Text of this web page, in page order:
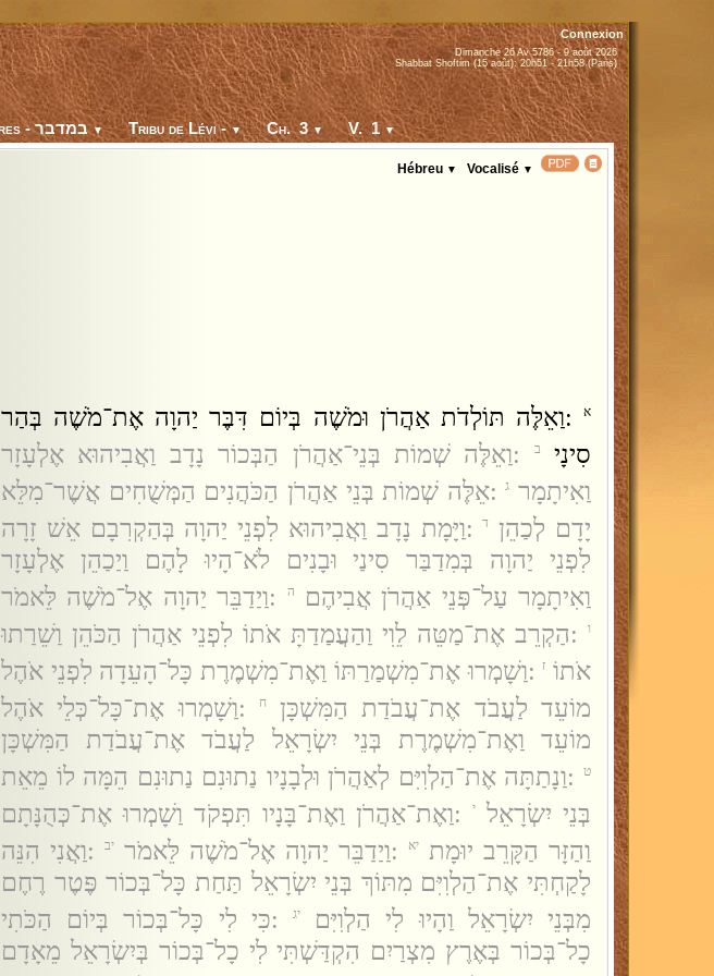
Connexion
Dimanche 26 Av 5786 - 9 août 2026
Shabbat Shoftim (15 août): 20h51 - 21h58 (Paris)
Nombres - במדבר▼ Tribu de Lévi -▼ Ch. 3▼ V. 1 ▼
Hébreu ▼ Vocalisé ▼
א
:וַאֵלֶּה תּוֹלְדֹת אַהֲרֹן וּמֹשֶׁה בְּיוֹם דִּבֶּר יַהוָה אֶת־מֹשֶׁה בְּהַר
סִינָי
ב
:וַאֵלֶּה שְׁמוֹת בְּנֵי־אַהֲרֹן הַבְּכוֹר נָדָב וַאֲבִיהוּא אֶלְעָזָר
וַאִיתָמָר ג
:אֵלֶּה שְׁמוֹת בְּנֵי אַהֲרֹן הַכֹּהֲנִים הַמְּשֻׁחִים אֲשֶׁר־מִלֵּא
יָדָם לְכַהֵן
ד
:וַיָּמָת נָדָב וַאֲבִיהוּא לִפְנֵי יַהוָה בְּהַקְרִבָם אֵשׁ זָרָה
לִפְנֵי יַהוָה בְּמִדַבַּר סִינַי וּבָנִים לֹא־הָיוּ לָהֶם וַיַכַהֵן אֶלְעָזָר
וַאִיתָמָר עַל־פְּנֵי אַהֲרֹן אֲבִיהֶם
ה :וַיַדַבֵּר יַהוָה אֶל־מֹשֶׁה לֵּאמֹר
ו
:הַקְרֵב אֶת־מַטֵּה לֵוִי וַהַעֲמַדַתָּ אֹתוֹ לִפְנֵי אַהֲרֹן הַכֹּהֵן וַשֵׁרַתוּ
אֹתוֹ ז
:וַשָׁמְרוּ אֶת־מִשְׁמַרַתּוֹ וַאֶת־מִשְׁמֶרֶת כָּל־הָעֵדָה לִפְנֵי אֹהֶל
מוֹעֵד לַעֲבֹד אֶת־עֲבֹדַת הַמִּשְׁכָּן
ח
:וַשָׁמְרוּ אֶת־כָּל־כְּלֵי אֹהֶל
מוֹעֵד וַאֶת־מִשְׁמֶרֶת בְּנֵי יִשְׂרָאֵל לַעֲבֹד אֶת־עֲבֹדַת הַמִּשְׁכָּן
ט
:וַנָתַתָּה אֶת־הַלְוִיִּם לְאַהֲרֹן וּלְבָנָיו נַתוּנִם נַתוּנִם הֵמָּה לוֹ מֵאֵת
בְּנֵי יִשְׂרָאֵל
י
:וַאֶת־אַהֲרֹן וַאֶת־בָּנָיו תִּפְקֹד וַשָׁמְרוּ אֶת־כְּהֻנָּתָם
וַהַזָּר הַקָּרֵב יוּמָת
יא :וַיַדַבֵּר יַהוָה אֶל־מֹשֶׁה לֵּאמֹר יב
:וַאֲנִי הִנֵּה
לָקַחְתִּי אֶת־הַלְוִיִּם מִתּוֹךְ בְּנֵי יִשְׂרָאֵל תַּחַת כָּל־בְּכוֹר פֶּטֶר רֶחֶם
מִבְּנֵי יִשְׂרָאֵל וַהָיוּ לִי הַלְוִיִּם
יג
:כִּי לִי כָּל־בְּכוֹר בְּיוֹם הַכֹּתִי
כָל־בְּכוֹר בְּאֶרֶץ מִצְרַיִם הִקְדַּשְׁתִּי לִי כָל־בְּכוֹר בְּיִשְׂרָאֵל מֵאָדָם